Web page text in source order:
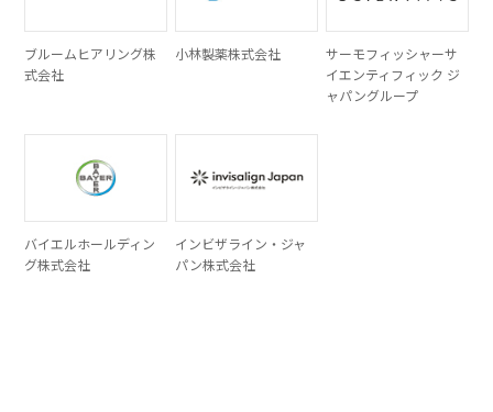
ブルームヒアリング株
式会社
小林製薬株式会社
サーモフィッシャーサ
イエンティフィック ジ
ャパングループ
バイエルホールディン
グ株式会社
インビザライン・ジャ
パン株式会社